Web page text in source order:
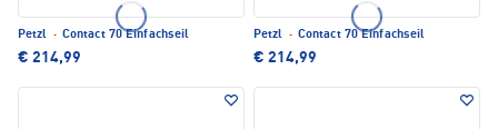
Petzl · Contact 70 Einfachseil
€ 214,99
Petzl · Contact 70 Einfachseil
€ 214,99